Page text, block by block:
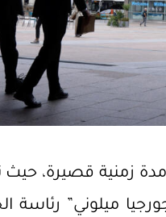
زمنية قصيرة، حيث
ميلوني” رئاسة